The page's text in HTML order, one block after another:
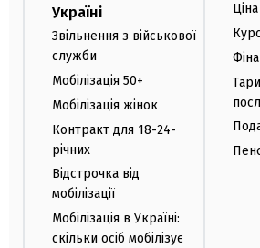
Україні
Звільнення з військової
служби
Мобілізація 50+
Мобілізація жінок
Контракт для 18-24-
річних
Відстрочка від
мобілізації
Мобілізація в Україні:
скільки осіб мобілізує